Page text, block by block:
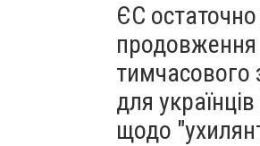
ЄС
продовження
тимчасового
для українців
щодо